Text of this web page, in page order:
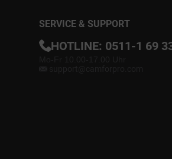
SERVICE & SUPPORT
HOTLINE: 0511-1 69